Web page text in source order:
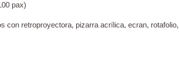
pax)
con retroproyectora, pizarra acrílica, ecran, rotafolio,